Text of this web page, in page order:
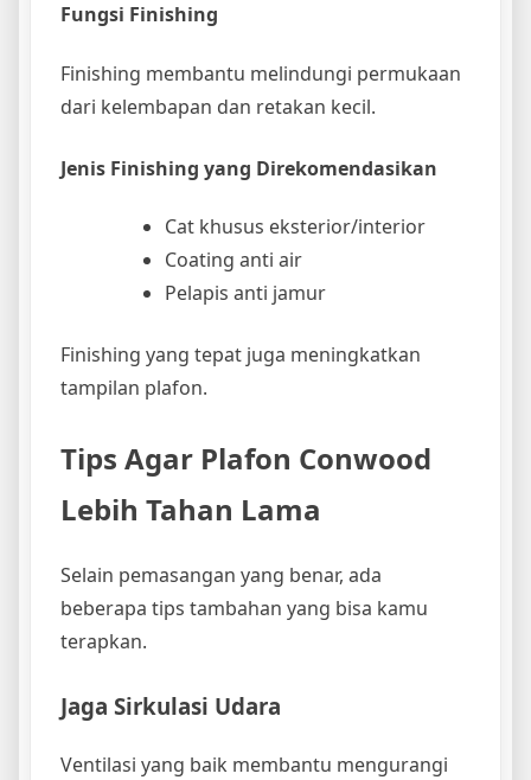
Fungsi Finishing
Finishing membantu melindungi permukaan
dari kelembapan dan retakan kecil.
Jenis Finishing yang Direkomendasikan
Cat khusus eksterior/interior
Coating anti air
Pelapis anti jamur
Finishing yang tepat juga meningkatkan
tampilan plafon.
Tips Agar Plafon Conwood
Lebih Tahan Lama
Selain pemasangan yang benar, ada
beberapa tips tambahan yang bisa kamu
terapkan.
Jaga Sirkulasi Udara
Ventilasi yang baik membantu mengurangi